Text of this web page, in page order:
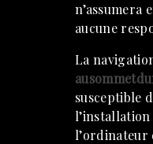
n’assumera
aucune
La
susceptible
l’ordinateur